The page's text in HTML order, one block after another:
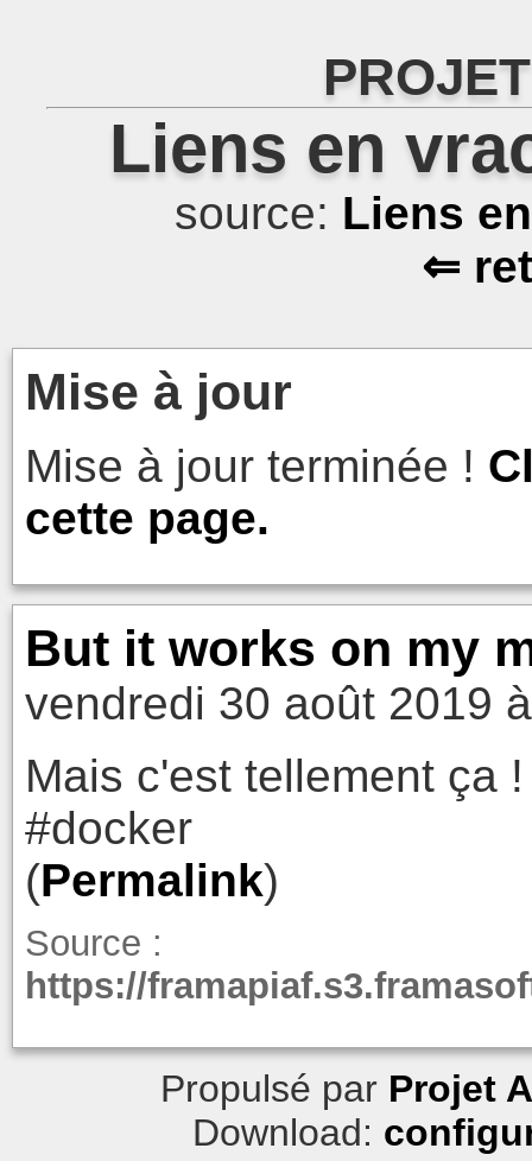
Liens en
source: Liens
⇐
Mise à jour
Mise à jour terminée !
cette page.
But it works on my
vendredi 30 août 2019
Mais c'est tellement ça
#docker
(Permalink)
Source :
https://
Propulsé par Projet
Download: